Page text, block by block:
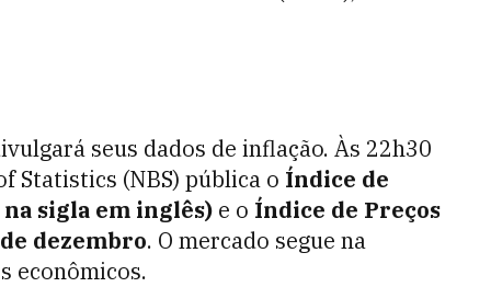
seus dados de inflação. Às 22h30
Statistics (NBS) pública o Índice de
sigla em inglês) e o Índice de Preços
dezembro. O mercado segue na
econômicos.